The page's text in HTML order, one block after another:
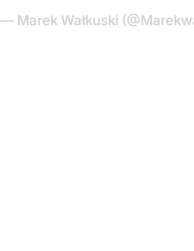
— Marek Wałkuski